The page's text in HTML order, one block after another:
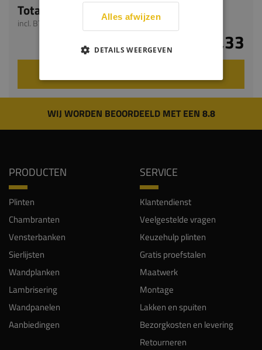
Totaal
incl. BTW
€ 10,33
WIJ WORDEN BEOORDEELD MET EEN 8.8
PRODUCTEN
Plinten
Chambranten
Vensterbanken
Sierlijsten
Wandplanken
Lambrisering
Wandpanelen
Aanbiedingen
SERVICE
Klantendienst
Veelgestelde vragen
Keuzehulp plinten
Gratis proefstalen
Maatwerk
Montage
Lakken en spuiten
Bezorgkosten en levering
Retourneren
Alles afwijzen
DETAILS WEERGEVEN